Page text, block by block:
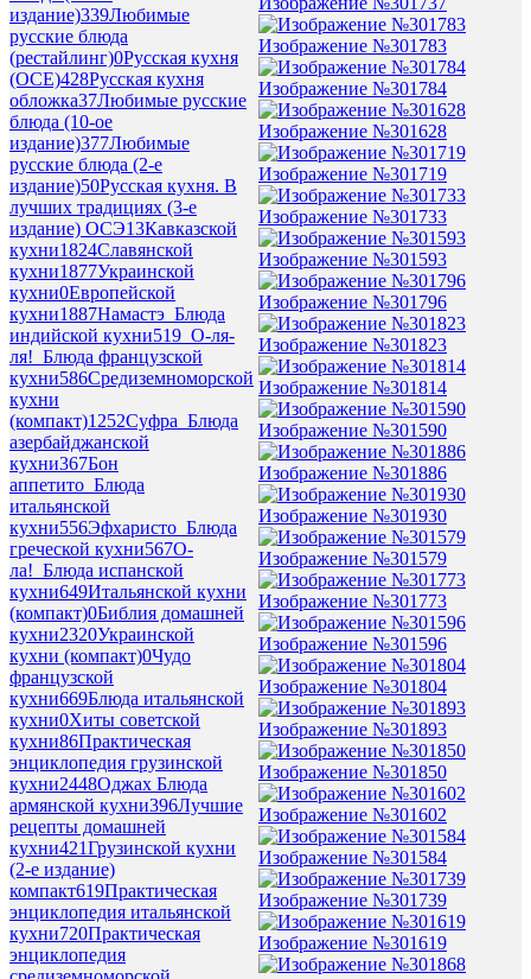
издание)339Любимые
русские блюда
(рестайлинг)0Русская кухня
(ОСЕ)428Русская кухня
обложка37Любимые русские
блюда (10-ое
издание)377Любимые
русские блюда (2-е
издание)50Русская кухня. В
лучших традициях (3-е
издание) ОСЭ13Кавказской
кухни1824Славянской
кухни1877Украинской
кухни0Европейской
кухни1887Намастэ_Блюда
индийской кухни519 _О-ля-
ля!_Блюда французской
кухни586Средиземноморской
кухни
(компакт)1252Суфра_Блюда
азербайджанской
кухни367Бон
аппетито_Блюда
итальянской
кухни556Эфхаристо_Блюда
греческой кухни567О-
ла!_Блюда испанской
кухни649Итальянской кухни
(компакт)0Библия домашней
кухни2320Украинской
кухни (компакт)0Чудо
французской
кухни669Блюда итальянской
кухни0Хиты советской
кухни86Практическая
энциклопедия грузинской
кухни2448Оджах Блюда
армянской кухни396Лучшие
рецепты домашней
кухни421Грузинской кухни
(2-е издание)
компакт619Практическая
энциклопедия итальянской
кухни720Практическая
энциклопедия
Изображение №301783
Изображение №301784
Изображение №301628
Изображение №301719
Изображение №301733
Изображение №301593
Изображение №301796
Изображение №301823
Изображение №301814
Изображение №301590
Изображение №301886
Изображение №301930
Изображение №301579
Изображение №301773
Изображение №301596
Изображение №301804
Изображение №301893
Изображение №301850
Изображение №301602
Изображение №301584
Изображение №301739
Изображение №301619